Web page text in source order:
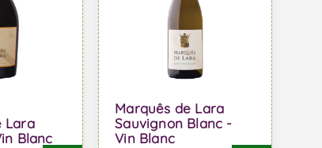
Lara
Blanc
Marquês de Lara
Sauvignon Blanc -
Vin Blanc